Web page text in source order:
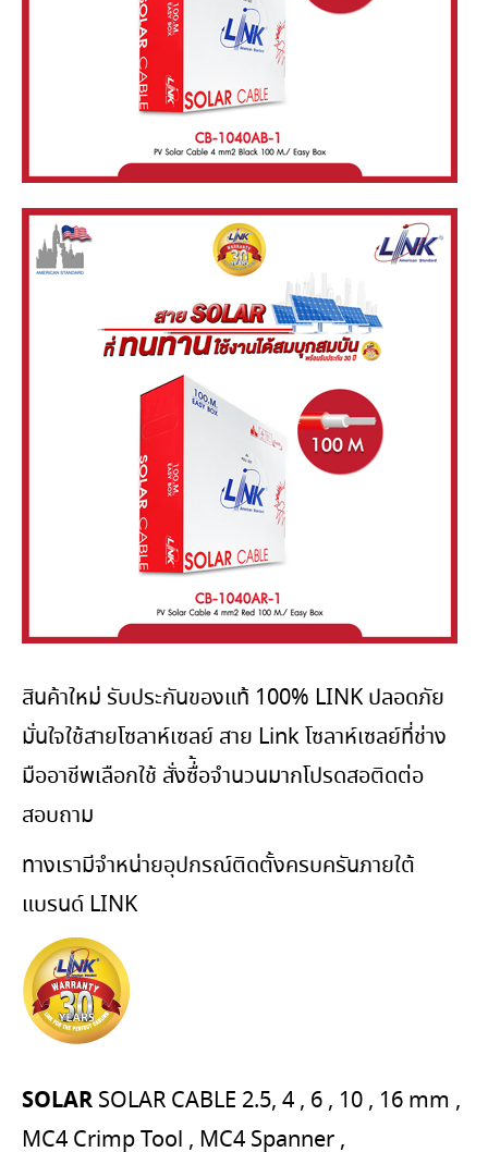
สินค้าใหม่ รับประกันของแท้ 100% LINK ปลอดภัย
มั่นใจใช้สายโซลาห์เซลย์ สาย Link โซลาห์เซลย์ที่ช่าง
มืออาชีพเลือกใช้ สั่งซื่้อจำนวนมากโปรดสอติดต่อ
สอบถาม
ทางเรามีจำหน่ายอุปกรณ์ติดตั้งครบครันภายใต้
แบรนด์ LINK
SOLAR SOLAR CABLE 2.5, 4 , 6 , 10 , 16 mm ,
MC4 Crimp Tool , MC4 Spanner ,